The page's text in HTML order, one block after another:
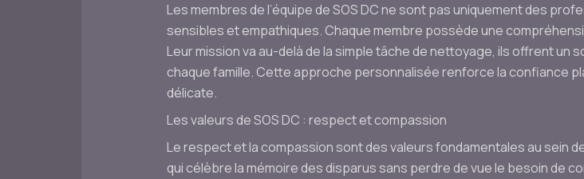
Les membres de l’équipe de SOS DC ne sont pas uniquement des
sensibles et empathiques. Chaque membre possède une
Leur mission va au-delà de la simple tâche de nettoyage, ils offrent un
chaque famille. Cette approche personnalisée renforce la confiance
délicate.
Les valeurs de SOS DC : respect et compassion
Le respect et la compassion sont des valeurs fondamentales au sein
qui célèbre la mémoire des disparus sans perdre de vue le besoin de